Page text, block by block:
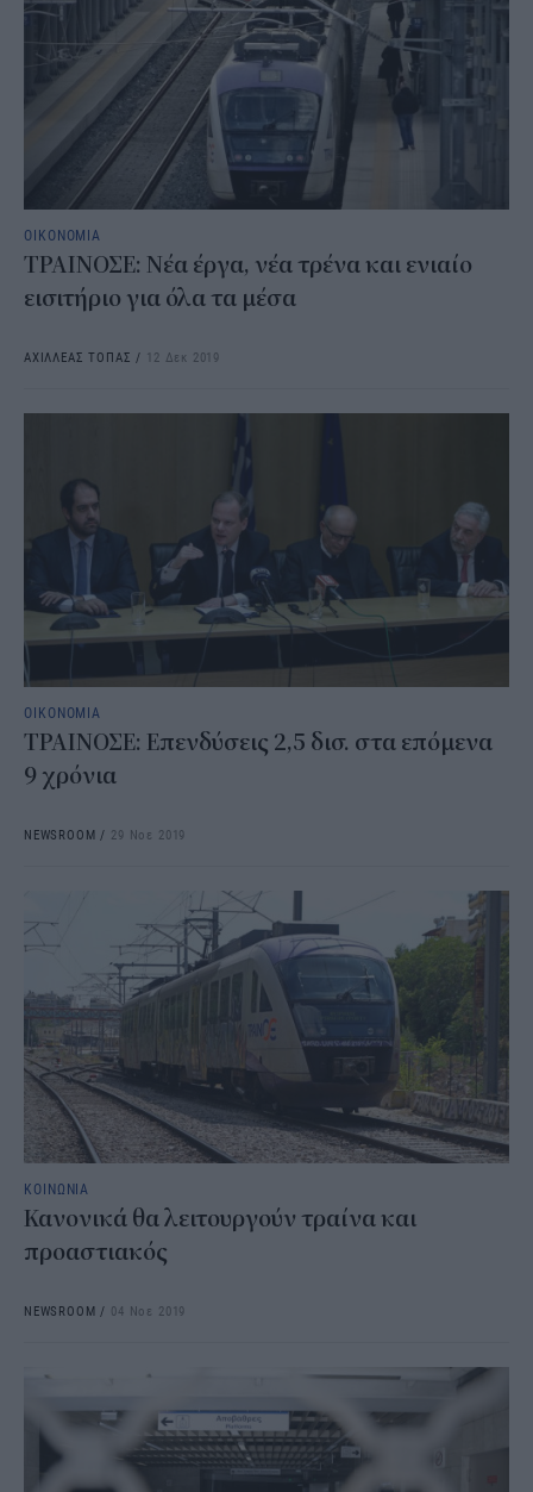
ΟΙΚΟΝΟΜΙΑ
ΤΡΑΙΝΟΣΕ: Νέα έργα, νέα τρένα και ενιαίο
εισιτήριο για όλα τα μέσα
ΑΧΙΛΛΕΑΣ ΤΟΠΑΣ / 12 Δεκ 2019
ΟΙΚΟΝΟΜΙΑ
ΤΡΑΙΝΟΣΕ: Επενδύσεις 2,5 δισ. στα επόμενα
9 χρόνια
NEWSROOM / 29 Νοε 2019
ΚΟΙΝΩΝΙΑ
Κανονικά θα λειτουργούν τραίνα και
προαστιακός
NEWSROOM / 04 Νοε 2019